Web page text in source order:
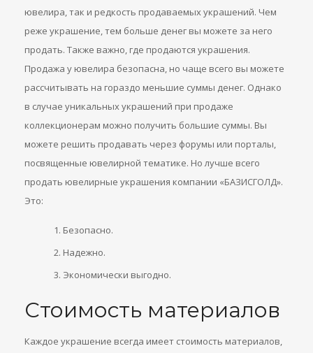
ювелира, так и редкость продаваемых украшений. Чем
реже украшение, тем больше денег вы можете за него
продать. Также важно, где продаются украшения.
Продажа у ювелира безопасна, но чаще всего вы можете
рассчитывать на гораздо меньшие суммы денег. Однако
в случае уникальных украшений при продаже
коллекционерам можно получить большие суммы. Вы
можете решить продавать через форумы или порталы,
посвященные ювелирной тематике. Но лучше всего
продать ювелирные украшения компании «БАЗИСГОЛД».
Это:
Безопасно.
Надежно.
Экономически выгодно.
Стоимость материалов
Каждое украшение всегда имеет стоимость материалов,